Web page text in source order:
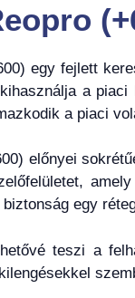
egy fejlett
a
a piaci
előnyei
egy
teszi a